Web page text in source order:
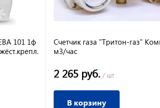
101 1ф
Счетчик газа "Тритон-газ"
м3/час
2 265 руб. / шт
В корзину